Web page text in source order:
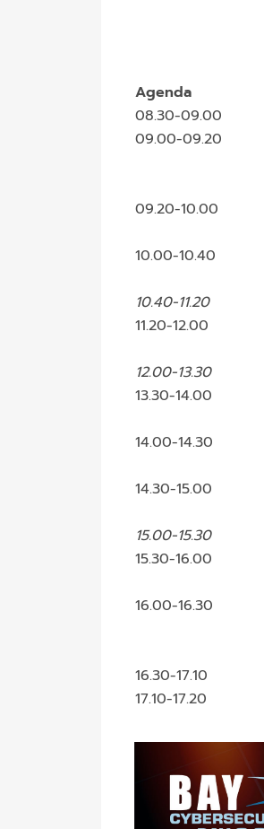
Agenda
08.30-09.00
09.00-09.20
09.20-10.00
10.00-10.40
10.40-11.20
11.20-12.00
12.00-13.30
13.30-14.00
14.00-14.30
14.30-15.00
15.00-15.30
15.30-16.00
16.00-16.30
16.30-17.10
17.10-17.20